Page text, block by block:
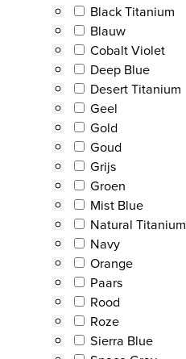
Black Titanium
Blauw
Cobalt Violet
Deep Blue
Desert Titanium
Geel
Gold
Goud
Grijs
Groen
Mist Blue
Natural Titanium
Navy
Orange
Paars
Rood
Roze
Sierra Blue